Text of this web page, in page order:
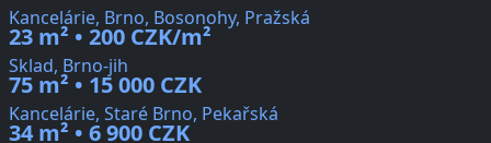
Kancelárie, Brno, Bosonohy, Pražská
23 m² • 200 CZK/m²
Sklad, Brno-jih
75 m² • 15 000 CZK
Kancelárie, Staré Brno, Pekařská
34 m² • 6 900 CZK